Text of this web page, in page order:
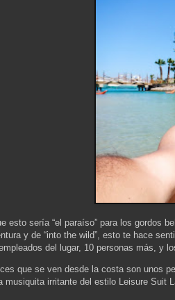
esto sería “el paraíso” para los gordos
y de “into the wild”, esto te hace
del lugar, 10 personas más, y
que se ven desde la costa son unos
musiquita irritante del estilo Leisure Suit